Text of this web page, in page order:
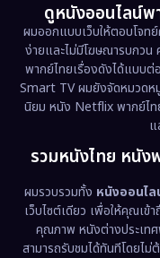
Emotional
Epic มหากาพย์
Erotic
Family ครอบครัว
Fantasy จินตนาก
Fiction
ดูหนังออนไลน์พ
ผมออกแบบเว็บให้ตอบโจท
ง่ายและไม่มีโฆษณารบกวน
พากย์ไทยเรื่องดังได้แบบ
Smart TV ผมยังจัดหมวดห
นิยม หนัง Netflix พากย์ไท
แ
รวมหนังไทย หนัง
ผมรวบรวมทั้ง หนังออนไล
เว็บไซต์เดียว เพื่อให้คุณเข้
คุณภาพ หนังต่างประเท
สามารถรับชมได้ทันทีโดยไ